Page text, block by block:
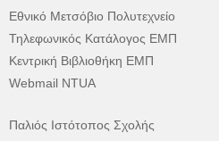
Εθνικό Μετσόβιο Πολυτεχνείο
Τηλεφωνικός Κατάλογος ΕΜΠ
Κεντρική Βιβλιοθήκη ΕΜΠ
Webmail NTUA
Παλιός Ιστότοπος Σχολής